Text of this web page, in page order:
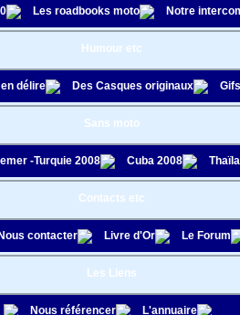
Les roadbooks moto Notre
Humour etc
délire Des Casques originaux
Sans moto
-Turquie 2008 Cuba 2008
Contacts etc
Nous contacter Livre d'Or Le Forum
Les Liens
Nous référencer L'annuaire